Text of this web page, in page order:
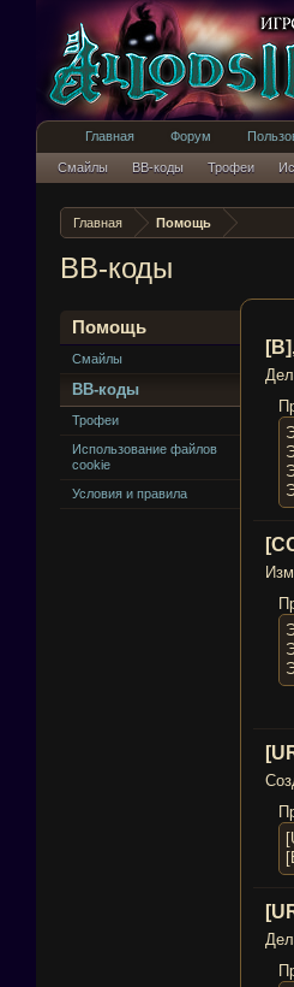
Главная Помощь
BB-коды
Помощь
Смайлы
BB-коды
Трофеи
Использование файлов
cookie
Условия и правила
Главная Форум
Смайлы BB-коды Трофеи